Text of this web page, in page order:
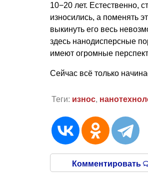
10−20 лет. Естественно,
износились, а поменять
выкинуть его весь
здесь нанодисперсные
имеют огромные
Сейчас всё только
Теги: износ,
Комментировать